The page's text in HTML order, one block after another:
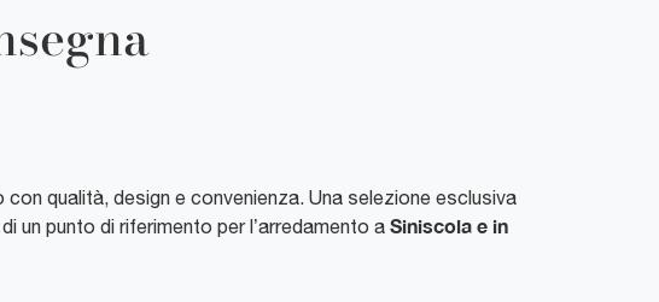
qualità, design e convenienza. Una selezione esclusiva
un punto di riferimento per l’arredamento a Siniscola e in